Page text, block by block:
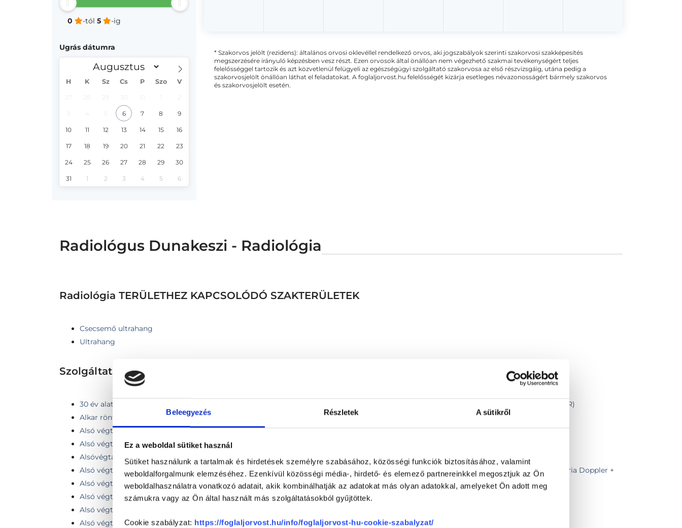
Beleegyezés Részletek A sütikről
Ez a weboldal sütiket használ
Sütiket használunk a tartalmak és hirdetések személyre szabásához, közösségi funkciók biztosításához, valamint
weboldalforgalmunk elemzéséhez. Ezenkívül közösségi média-, hirdető- és elemező partnereinkkel megosztjuk az Ön
weboldalhasználatra vonatkozó adatait, akik kombinálhatják az adatokat más olyan adatokkal, amelyeket Ön adott meg
számukra vagy az Ön által használt más szolgáltatásokból gyűjtöttek.
Cookie szabályzat: https://foglaljorvost.hu/info/foglaljorvost-hu-cookie-szabalyzat/
0 -tól 5 -ig
Ugrás dátumra
H K Sz Cs P Szo V
6 7 8 9
10 11 12 13 14 15 16
17 18 19 20 21 22 23
24 25 26 27 28 29 30
31 1 2 3 4 5 6
* Szakorvos jelölt (rezidens): általános orvosi oklevéllel rendelkező orvos, aki jogszabályok szerinti szakorvosi szakképesítés
megszerzésére irányuló képzésben vesz részt. Ezen orvosok által önállóan nem végezhető szakmai tevékenységért teljes
felelősséggel tartozik és azt közvetlenül felügyeli az egészségügyi szolgáltató szakorvosa az első részvizsgáig, utána pedig a
szakorvosjelölt önállóan láthat el feladatokat. A foglaljorvost.hu felelősségét kizárja esetleges névazonosságért bármely szakorvos
és szakorvosjelölt esetén.
Radiológus Dunakeszi - Radiológia
Radiológia TERÜLETHEZ KAPCSOLÓDÓ SZAKTERÜLETEK
Csecsemő ultrahang
Ultrahang
Szolgáltatások
30 év alatti emlő ultrahang vizsgálat
Alkar röntgen
Alsó végtag (egy láb) vénás Doppler vizsgálata
Alsó végtagi color Doppler ultrahang vizsgálat
Alsóvégtagi Doppler ultrahang - két végtag
Alsó végtagi erek vizsgálata
Alsó végtagi mélyvénák ultrahangos vizsgálata
Alsó végtagi vénák ultrahang vizsgálata
Alsó végtag röntgen
Alsó végtag vénás vagy artériás rendszerének vizsgálata egy oldalon
Konzultáció hozott leletek alapján, vizsgálat nélkül (CT, MR)
Könyök röntgen
Lágyrész ultrahang
Magas vérnyomás komplex vizsgálat (hasi UH + vese artéria Doppler +
nyaki erek Doppler + pajzsmirigy UH)
Mammográfia
Mammográfia (tomoszintézis)